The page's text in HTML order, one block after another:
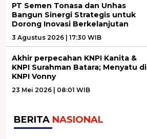
PT Semen Tonasa dan Unhas
Bangun Sinergi Strategis untuk
Dorong Inovasi Berkelanjutan
3 Agustus 2026 | 17:30 WIB
Akhir perpecahan KNPI Kanita &
KNPI Surahman Batara; Menyatu di
KNPI Vonny
23 Mei 2026 | 08:01 WIB
BERITA NASIONAL